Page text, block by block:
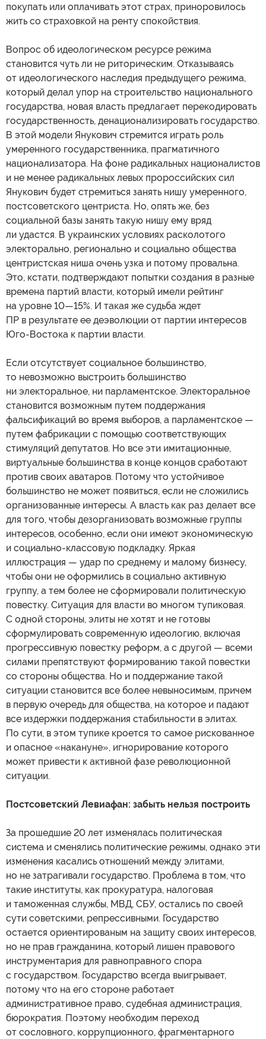
покупать или оплачивать этот страх, приноровилось
жить со страховкой на ренту спокойствия.
Вопрос об идеологическом ресурсе режима
становится чуть ли не риторическим. Отказываясь
от идеологического наследия предыдущего режима,
который делал упор на строительство национального
государства, новая власть предлагает перекодировать
государственность, денационализировать государство.
В этой модели Янукович стремится играть роль
умеренного государственника, прагматичного
национализатора. На фоне радикальных националистов
и не менее радикальных левых пророссийских сил
Янукович будет стремиться занять нишу умеренного,
постсоветского центриста. Но, опять же, без
социальной базы занять такую нишу ему вряд
ли удастся. В украинских условиях расколотого
электорально, регионально и социально общества
центристская ниша очень узка и потому провальна.
Это, кстати, подтверждают попытки создания в разные
времена партий власти, который имели рейтинг
на уровне 10—15%. И такая же судьба ждет
ПР в результате ее деэволюции от партии интересов
Юго-Востока к партии власти.
Если отсутствует социальное большинство,
то невозможно выстроить большинство
ни электоральное, ни парламентское. Электоральное
становится возможным путем поддержания
фальсификаций во время выборов, а парламентское —
путем фабрикации с помощью соответствующих
стимуляций депутатов. Но все эти имитационные,
виртуальные большинства в конце концов сработают
против своих аватаров. Потому что устойчивое
большинство не может появиться, если не сложились
организованные интересы. А власть как раз делает все
для того, чтобы дезорганизовать возможные группы
интересов, особенно, если они имеют экономическую
и социально-классовую подкладку. Яркая
иллюстрация — удар по среднему и малому бизнесу,
чтобы они не оформились в социально активную
группу, а тем более не сформировали политическую
повестку. Ситуация для власти во многом тупиковая.
С одной стороны, элиты не хотят и не готовы
сформулировать современную идеологию, включая
прогрессивную повестку реформ, а с другой — всеми
силами препятствуют формированию такой повестки
со стороны общества. Но и поддержание такой
ситуации становится все более невыносимым, причем
в первую очередь для общества, на которое и падают
все издержки поддержания стабильности в элитах.
По сути, в этом тупике кроется то самое рискованное
и опасное «накануне», игнорирование которого
может привести к активной фазе революционной
ситуации.
Постсоветский Левиафан: забыть нельзя построить
За прошедшие 20 лет изменялась политическая
система и сменялись политические режимы, однако эти
изменения касались отношений между элитами,
но не затрагивали государство. Проблема в том, что
такие институты, как прокуратура, налоговая
и таможенная службы, МВД, СБУ, остались по своей
сути советскими, репрессивными. Государство
остается ориентированым на защиту своих интересов,
но не прав гражданина, который лишен правового
инструментария для равноправного спора
с государством. Государство всегда выигрывает,
потому что на его стороне работает
административное право, судебная администрация,
бюрократия. Поэтому необходим переход
от сословного, коррупционного, фрагментарного